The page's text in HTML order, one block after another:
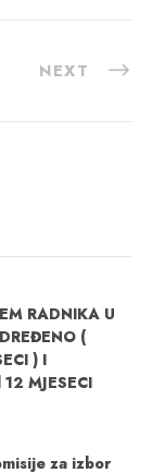
NEXT
RADNIKA U
(
) I
MJESECI
za izbor